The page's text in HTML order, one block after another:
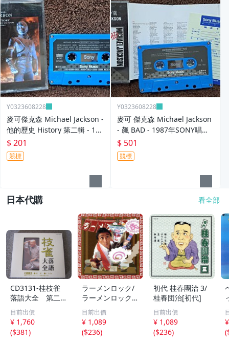
Y0323608228
麥可傑克森 Michael Jackson -
他的歷史 History 第二輯 - 199
5年sony唱片 原版錄音帶 無歌
詞 - 201元起標 N
$ 201
競標
Y0323608228
麥可 傑克森 Michael Jackson
- 飆 BAD - 1987年SONY唱片 -
原版錄音帶 附歌詞 - 501元起
標 N
$ 501
競標
日本代購 看全部
CD3131-桂枝雀
落語大全 第二
集 寝床 くやみ
目前出價
¥ 1,760
($381)
ラーメンロック/
ラーメンロック
(川原ひろし&氏神
一番)
目前出價
¥ 1,089
($236)
初代 桂春團治 3/
桂春団治[初代]
目前出價
¥ 1,089
($236)
(